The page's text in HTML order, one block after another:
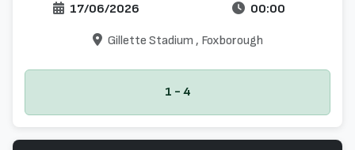
17/06/2026 00:00
Gillette Stadium , Foxborough
1 - 4